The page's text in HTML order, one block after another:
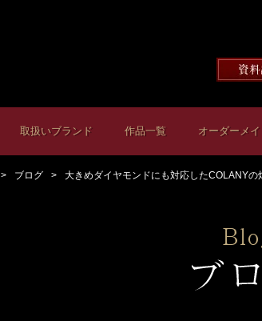
取扱いブランド 作品一覧 オーダーメ
ブログ 大きめダイヤモンドにも対応したCOLANYの